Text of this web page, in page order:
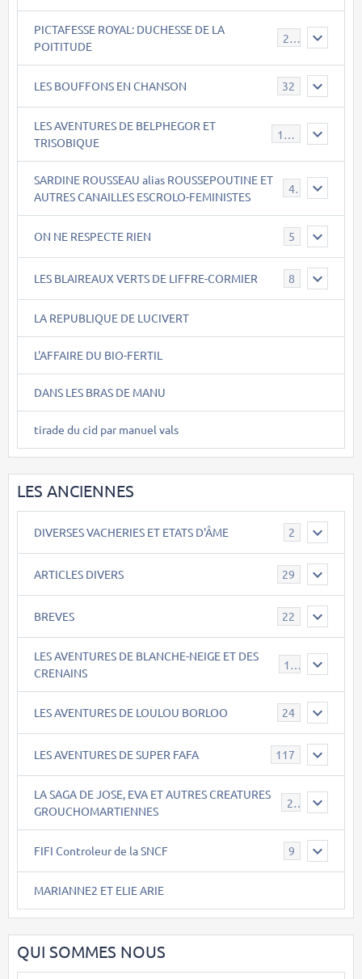
PICTAFESSE ROYAL: DUCHESSE DE LA
POITITUDE
23
LES BOUFFONS EN CHANSON 32
LES AVENTURES DE BELPHEGOR ET
TRISOBIQUE
147
SARDINE ROUSSEAU alias ROUSSEPOUTINE ET
AUTRES CANAILLES ESCROLO-FEMINISTES
40
ON NE RESPECTE RIEN 5
LES BLAIREAUX VERTS DE LIFFRE-CORMIER 8
LA REPUBLIQUE DE LUCIVERT
L'AFFAIRE DU BIO-FERTIL
DANS LES BRAS DE MANU
tirade du cid par manuel vals
LES ANCIENNES
DIVERSES VACHERIES ET ETATS D'ÂME 2
ARTICLES DIVERS 29
BREVES 22
LES AVENTURES DE BLANCHE-NEIGE ET DES
CRENAINS
17
LES AVENTURES DE LOULOU BORLOO 24
LES AVENTURES DE SUPER FAFA 117
LA SAGA DE JOSE, EVA ET AUTRES CREATURES
GROUCHOMARTIENNES
26
FIFI Controleur de la SNCF 9
MARIANNE2 ET ELIE ARIE
QUI SOMMES NOUS